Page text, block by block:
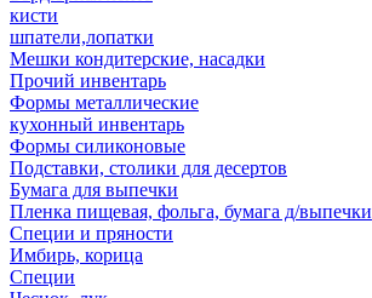
кисти
шпатели,лопатки
Мешки кондитерские, насадки
Прочий инвентарь
Формы металлические
кухонный инвентарь
Формы силиконовые
Подставки, столики для десертов
Бумага для выпечки
Пленка пищевая, фольга, бумага д/выпечки
Специи и пряности
Имбирь, корица
Специи